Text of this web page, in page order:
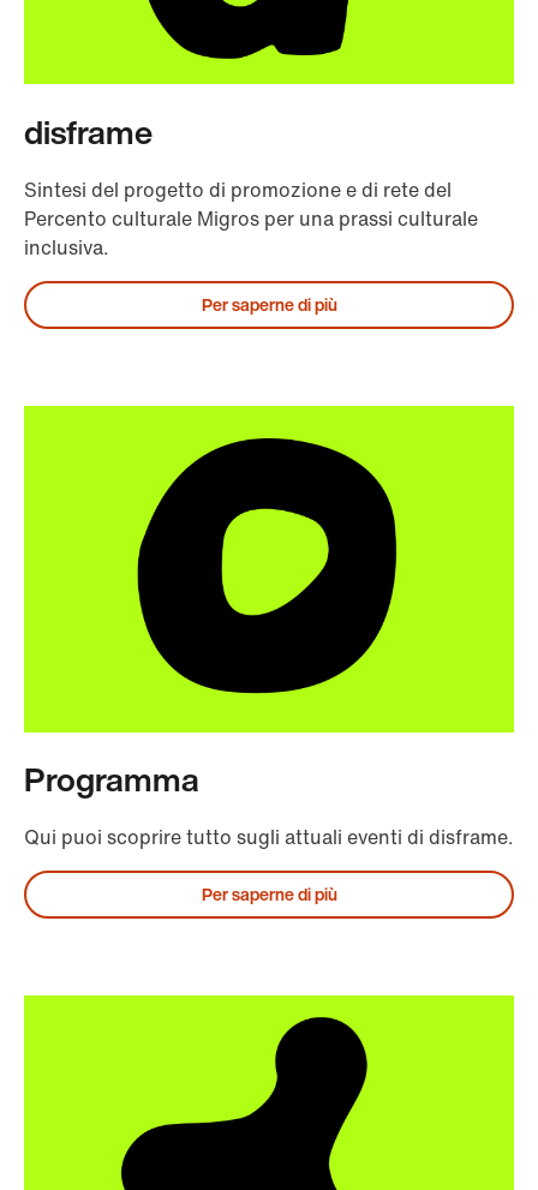
disframe
Sintesi del progetto di promozione e di rete del
Percento culturale Migros per una prassi culturale
inclusiva.
Per saperne di più
Programma
Qui puoi scoprire tutto sugli attuali eventi di disframe.
Per saperne di più